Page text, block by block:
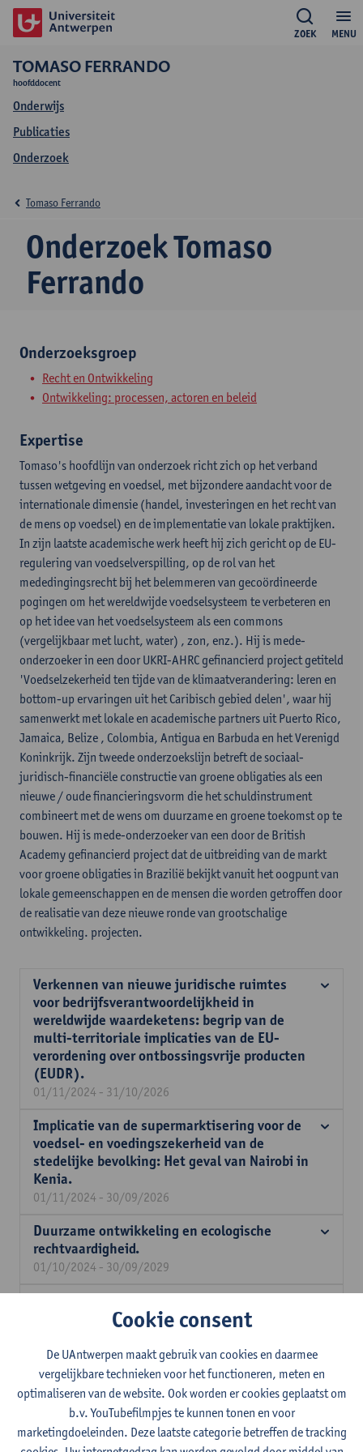
MENU
ZOEK
TOMASO FERRANDO
hoofddocent
Onderwijs
Publicaties
Onderzoek
Onderzoek Tomaso
Ferrando
Tomaso Ferrando
Onderzoeksgroep
Recht en Ontwikkeling
Ontwikkeling: processen, actoren en beleid
Expertise
Tomaso's hoofdlijn van onderzoek richt zich op het verband
tussen wetgeving en voedsel, met bijzondere aandacht voor de
internationale dimensie (handel, investeringen en het recht van
de mens op voedsel) en de implementatie van lokale praktijken.
In zijn laatste academische werk heeft hij zich gericht op de EU-
regulering van voedselverspilling, op de rol van het
mededingingsrecht bij het belemmeren van gecoördineerde
pogingen om het wereldwijde voedselsysteem te verbeteren en
op het idee van het voedselsysteem als een commons
(vergelijkbaar met lucht, water) , zon, enz.). Hij is mede-
onderzoeker in een door UKRI-AHRC gefinancierd project getiteld
'Voedselzekerheid ten tijde van de klimaatverandering: leren en
bottom-up ervaringen uit het Caribisch gebied delen', waar hij
samenwerkt met lokale en academische partners uit Puerto Rico,
Jamaica, Belize , Colombia, Antigua en Barbuda en het Verenigd
Koninkrijk. Zijn tweede onderzoekslijn betreft de sociaal-
juridisch-financiële constructie van groene obligaties als een
nieuwe / oude financieringsvorm die het schuldinstrument
combineert met de wens om duurzame en groene toekomst op te
bouwen. Hij is mede-onderzoeker van een door de British
Academy gefinancierd project dat de uitbreiding van de markt
voor groene obligaties in Brazilië bekijkt vanuit het oogpunt van
lokale gemeenschappen en de mensen die worden getroffen door
de realisatie van deze nieuwe ronde van grootschalige
ontwikkeling. projecten.
Verkennen van nieuwe juridische ruimtes
voor bedrijfsverantwoordelijkheid in
wereldwijde waardeketens: begrip van de
multi-territoriale implicaties van de EU-
verordening over ontbossingsvrije producten
(EUDR).
01/11/2024 - 31/10/2026
Implicatie van de supermarktisering voor de
voedsel- en voedingszekerheid van de
stedelijke bevolking: Het geval van Nairobi in
Kenia.
01/11/2024 - 30/09/2026
Duurzame ontwikkeling en ecologische
rechtvaardigheid.
01/10/2024 - 30/09/2029
omgaan met mensenrechten
Recht en rechtsgeleerden ten tijde van
nieuwe genomische technologieën voor
voedselproductie.
01/12/2023 - 30/11/2025
Cookie consent
De UAntwerpen maakt gebruik van cookies en daarmee
vergelijkbare technieken voor het functioneren, meten en
optimaliseren van de website. Ook worden er cookies geplaatst om
b.v. YouTubefilmpjes te kunnen tonen en voor
marketingdoeleinden. Deze laatste categorie betreffen de tracking